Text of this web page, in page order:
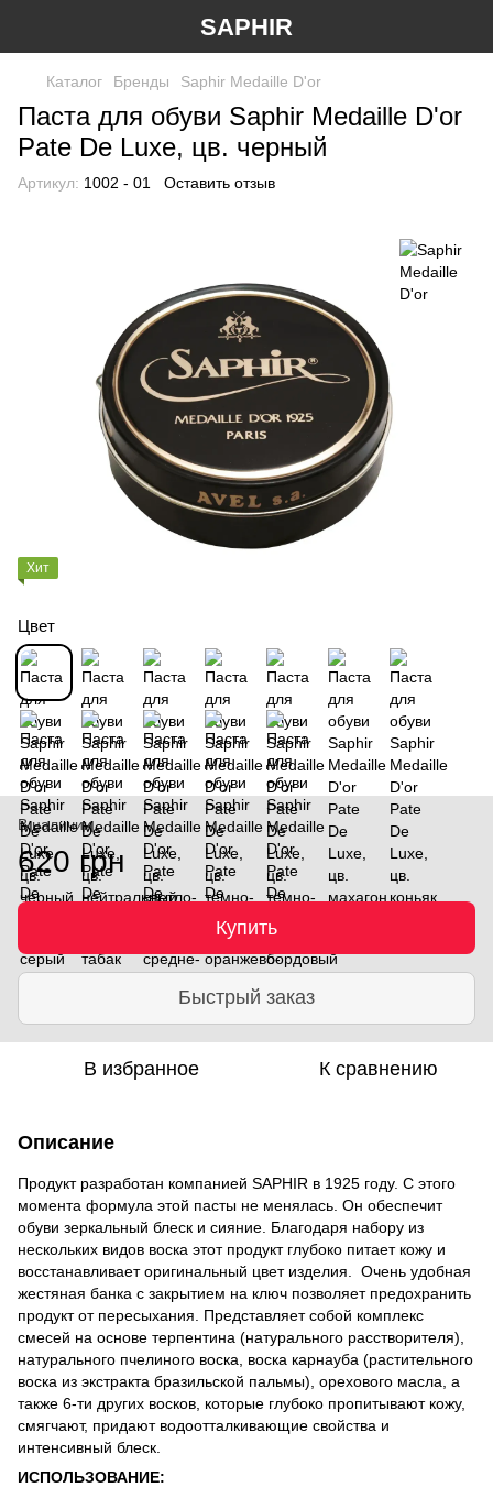
SAPHIR
Каталог Бренды Saphir Medaille D'or
Паста для обуви Saphir Medaille D'or
Pate De Luxe, цв. черный
Артикул: 1002 - 01 Оставить отзыв
Хит
Цвет
В наличии
620 грн
Купить
Быстрый заказ
В избранное К сравнению
Описание
Продукт разработан компанией SAPHIR в 1925 году. С этого
момента формула этой пасты не менялась. Он обеспечит
обуви зеркальный блеск и сияние. Благодаря набору из
нескольких видов воска этот продукт глубоко питает кожу и
восстанавливает оригинальный цвет изделия. Очень удобная
жестяная банка с закрытием на ключ позволяет предохранить
продукт от пересыхания. Представляет собой комплекс
смесей на основе терпентина (натурального расстворителя),
натурального пчелиного воска, воска карнауба (растительного
воска из экстракта бразильской пальмы), орехового масла, а
также 6-ти других восков, которые глубоко пропитывают кожу,
смягчают, придают водоотталкивающие свойства и
интенсивный блеск.
ИСПОЛЬЗОВАНИЕ: